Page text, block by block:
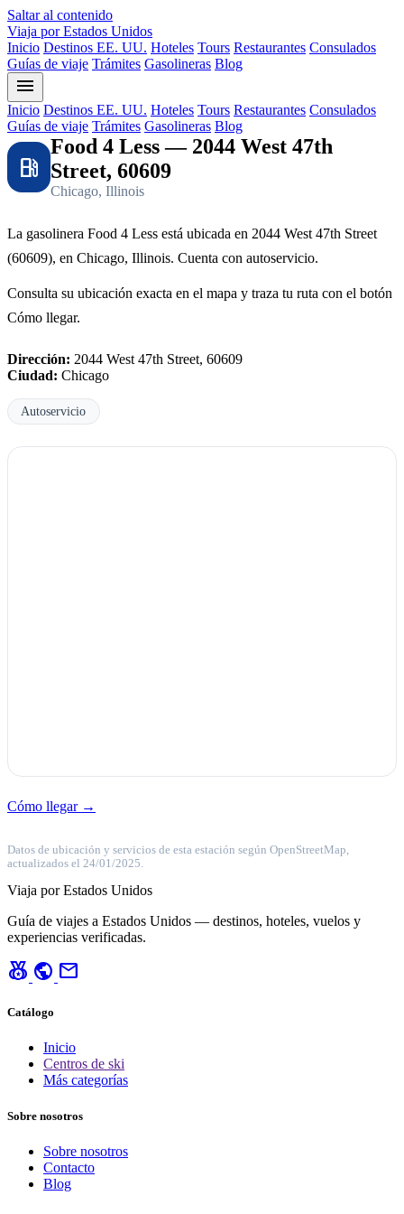
Saltar al contenido
Viaja por Estados Unidos
Inicio Destinos EE. UU. Hoteles Tours Restaurantes Consulados
Guías de viaje Trámites Gasolineras Blog
menu
Inicio Destinos EE. UU. Hoteles Tours Restaurantes Consulados
Guías de viaje Trámites Gasolineras Blog
local_gas_station
Food 4 Less — 2044 West 47th
Street, 60609
Chicago, Illinois
La gasolinera Food 4 Less está ubicada en 2044 West 47th Street
(60609), en Chicago, Illinois. Cuenta con autoservicio.
Consulta su ubicación exacta en el mapa y traza tu ruta con el botón
Cómo llegar.
Dirección: 2044 West 47th Street, 60609
Ciudad: Chicago
Autoservicio
Cómo llegar →
Datos de ubicación y servicios de esta estación según OpenStreetMap,
actualizados el 24/01/2025.
Viaja por Estados Unidos
Guía de viajes a Estados Unidos — destinos, hoteles, vuelos y
experiencias verificadas.
social_leaderboard public mail
Catálogo
Inicio
Centros de ski
Más categorías
Sobre nosotros
Sobre nosotros
Contacto
Blog